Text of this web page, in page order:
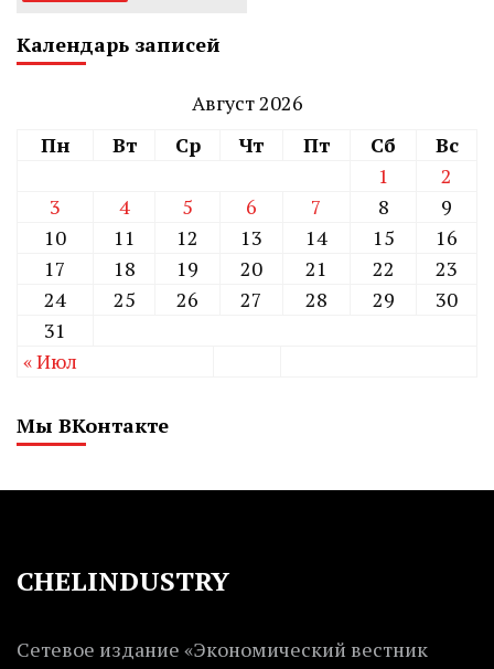
Календарь записей
Август 2026
Пн
Вт Ср Чт Пт Сб
Вс
1
2
3
4 5 6 7 8
9
10
11 12 13 14 15
16
17
18 19 20 21 22
23
24
25 26 27 28 29
30
31
« Июл
Мы ВКонтакте
CHELINDUSTRY
Сетевое издание «Экономический вестник